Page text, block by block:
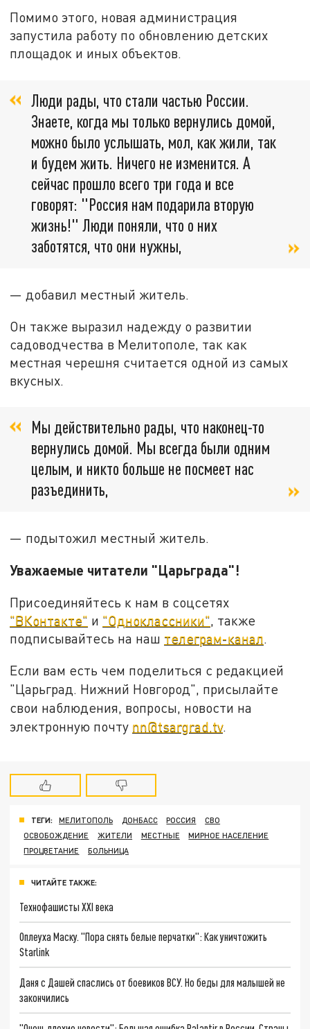
Помимо этого, новая администрация
запустила работу по обновлению детских
площадок и иных объектов.
Люди рады, что стали частью России.
Знаете, когда мы только вернулись домой,
можно было услышать, мол, как жили, так
и будем жить. Ничего не изменится. А
сейчас прошло всего три года и все
говорят: "Россия нам подарила вторую
жизнь!" Люди поняли, что о них
заботятся, что они нужны,
— добавил местный житель.
Он также выразил надежду о развитии
садоводчества в Мелитополе, так как
местная черешня считается одной из самых
вкусных.
Мы действительно рады, что наконец-то
вернулись домой. Мы всегда были одним
целым, и никто больше не посмеет нас
разъединить,
— подытожил местный житель.
Уважаемые читатели "Царьграда"!
Присоединяйтесь к нам в соцсетях
"ВКонтакте" и "Одноклассники" , также
подписывайтесь на наш телеграм-канал
Если вам есть чем поделиться с редакцией
"Царьград. Нижний Новгород", присылайте
свои наблюдения, вопросы, новости на
электронную почту nn@tsargrad.tv.
ТЕГИ: МЕЛИТОПОЛЬ ДОНБАСС РОССИЯ
СВО
ОСВОБОЖДЕНИЕ
ЖИТЕЛИ МЕСТНЫЕ
МИРНОЕ НАСЕЛЕНИЕ
ПРОЦВЕТАНИЕ
БОЛЬНИЦА
ЧИТАЙТЕ ТАКЖЕ:
Технофашисты XXI века
Оплеуха Маску. "Пора снять белые перчатки": Как уничтожить
Starlink
Даня с Дашей спаслись от боевиков ВСУ. Но беды для малышей не
закончились